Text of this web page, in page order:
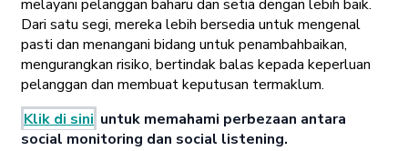
melayani pelanggan baharu dan setia dengan lebih baik.
Dari satu segi, mereka lebih bersedia untuk mengenal
pasti dan menangani bidang untuk penambahbaikan,
mengurangkan risiko, bertindak balas kepada keperluan
pelanggan dan membuat keputusan termaklum.
Klik di sini untuk memahami perbezaan antara
social monitoring dan social listening.